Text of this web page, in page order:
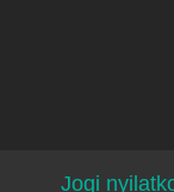
Jogi